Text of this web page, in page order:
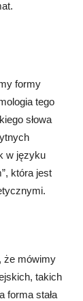
formy
tego
słowa
w języku
która jest
że mówimy
takich
forma stała